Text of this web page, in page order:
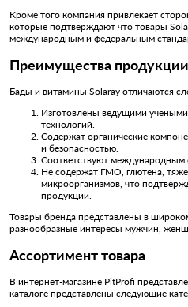
Кроме того компания привлекает
которые подтверждают что товары
международным и федеральным
Преимущества
Бады и витамины Solaray отличаются
Изготовлены ведущими
технологий.
Содержат органические
и безопасностью.
Соответствуют международным
Не содержат ГМО, глютена,
микроорганизмов, что
продукции.
Товары бренда представлены в
разнообразные интересы мужчин,
Ассортимент товара
В интернет-магазине PitProfi
каталоге представлены следующие